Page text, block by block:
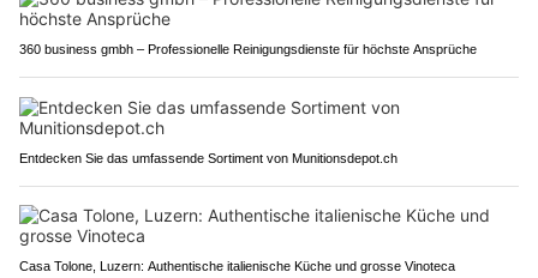
360 business gmbh – Professionelle Reinigungsdienste für höchste Ansprüche
Entdecken Sie das umfassende Sortiment von Munitionsdepot.ch
Casa Tolone, Luzern: Authentische italienische Küche und grosse Vinoteca